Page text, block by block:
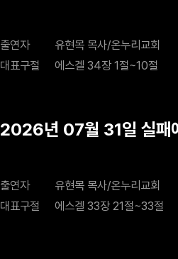
출연자
유현목 목사/온누리교회
대표구절
에스겔 34장 1절~10절
2026년 07월 31일 실패
출연자
유현목 목사/온누리교회
대표구절
에스겔 33장 21절~33절